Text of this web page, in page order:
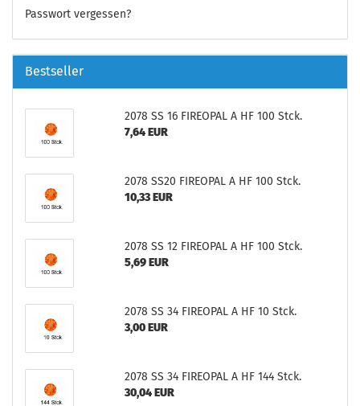
Passwort vergessen?
Bestseller
2078 SS 16 FIREOPAL A HF 100 Stck.
7,64 EUR
2078 SS20 FIREOPAL A HF 100 Stck.
10,33 EUR
2078 SS 12 FIREOPAL A HF 100 Stck.
5,69 EUR
2078 SS 34 FIREOPAL A HF 10 Stck.
3,00 EUR
2078 SS 34 FIREOPAL A HF 144 Stck.
30,04 EUR